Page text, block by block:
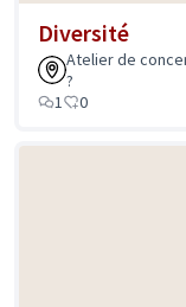
Diversité
Atelier de
?
1
0